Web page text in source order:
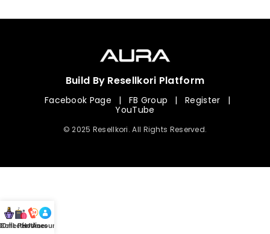
Build By Resellkori Platform
Facebook Page | FB Group | Register
|
YouTube
© 2025 Resellkori. All Rights Reserved.
mL Perfumes
Hotline
Account